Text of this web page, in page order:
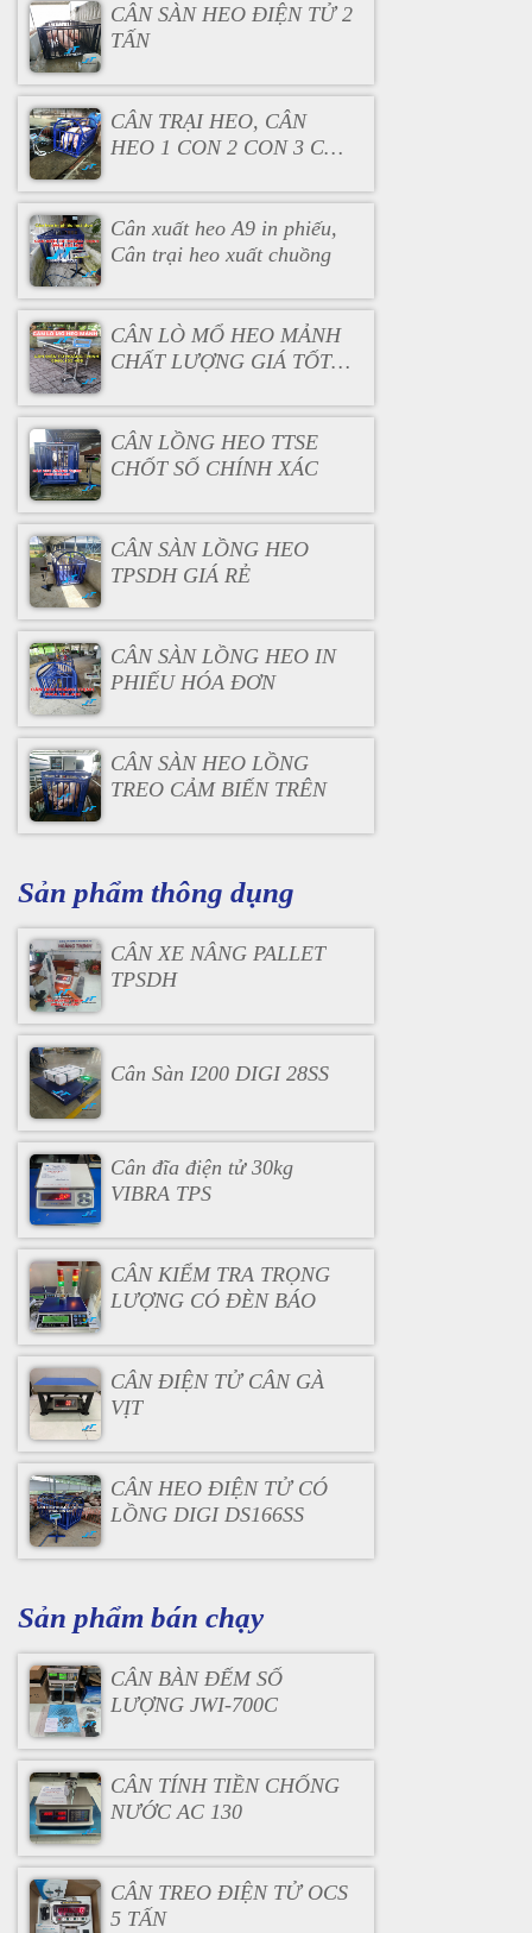
CÂN SÀN HEO ĐIỆN TỬ 2
TẤN
CÂN TRẠI HEO, CÂN
HEO 1 CON 2 CON 3 CON
Cân xuất heo A9 in phiếu,
Cân trại heo xuất chuồng
CÂN LÒ MỔ HEO MẢNH
CHẤT LƯỢNG GIÁ TỐT
CÂN LỒNG HEO TTSE
CHỐT SỐ CHÍNH XÁC
CÂN SÀN LỒNG HEO
TPSDH GIÁ RẺ
CÂN SÀN LỒNG HEO IN
PHIẾU HÓA ĐƠN
CÂN SÀN HEO LỒNG
TREO CẢM BIẾN TRÊN
Sản phẩm thông dụng
CÂN XE NÂNG PALLET
TPSDH
Cân Sàn I200 DIGI 28SS
Cân đĩa điện tử 30kg
VIBRA TPS
CÂN KIỂM TRA TRỌNG
LƯỢNG CÓ ĐÈN BÁO
CÂN ĐIỆN TỬ CÂN GÀ
VỊT
CÂN HEO ĐIỆN TỬ CÓ
LỒNG DIGI DS166SS
Sản phẩm bán chạy
CÂN BÀN ĐẾM SỐ
LƯỢNG JWI-700C
CÂN TÍNH TIỀN CHỐNG
NƯỚC AC 130
CÂN TREO ĐIỆN TỬ OCS
5 TẤN